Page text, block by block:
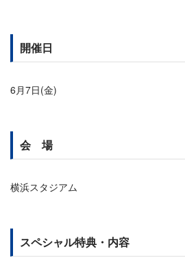
開催日
6月7日(金)
会 場
横浜スタジアム
スペシャル特典・内容